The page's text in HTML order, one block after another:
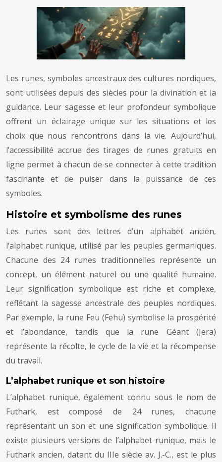
Les runes, symboles ancestraux des cultures nordiques,
sont utilisées depuis des siècles pour la divination et la
guidance. Leur sagesse et leur profondeur symbolique
offrent un éclairage unique sur les situations et les
choix que nous rencontrons dans la vie. Aujourd’hui,
l’accessibilité accrue des tirages de runes gratuits en
ligne permet à chacun de se connecter à cette tradition
fascinante et de puiser dans la puissance de ces
symboles.
Histoire et symbolisme des runes
Les runes sont des lettres d’un alphabet ancien,
l’alphabet runique, utilisé par les peuples germaniques.
Chacune des 24 runes traditionnelles représente un
concept, un élément naturel ou une qualité humaine.
Leur signification symbolique est riche et complexe,
reflétant la sagesse ancestrale des peuples nordiques.
Par exemple, la rune Feu (Fehu) symbolise la prospérité
et l’abondance, tandis que la rune Géant (Jera)
représente la récolte, le cycle de la vie et la récompense
du travail.
L’alphabet runique et son histoire
L’alphabet runique, également connu sous le nom de
Futhark, est composé de 24 runes, chacune
représentant un son et une signification symbolique. Il
existe plusieurs versions de l’alphabet runique, mais le
Futhark ancien, datant du IIIe siècle av. J.-C., est le plus